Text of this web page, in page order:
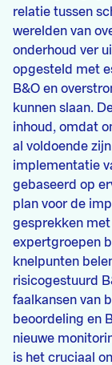
relatie tussen
werelden van
onderhoud ver
opgesteld met
B&O en
kunnen slaan.
inhoud, omdat
al voldoende
implementatie
gebaseerd op
plan voor de
gesprekken
expertgroepen
knelpunten
risicogestuurd
faalkansen van
beoordeling en
nieuwe
is het cruciaal